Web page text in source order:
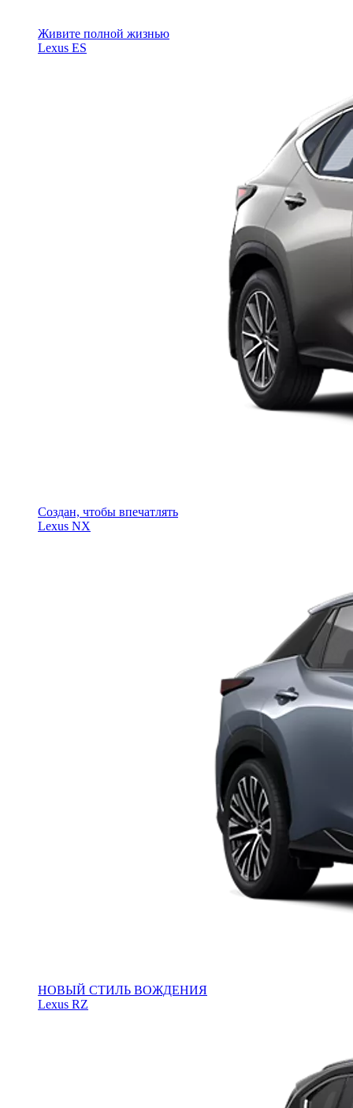
Живите полной жизнью
Lexus ES
Создан, чтобы впечатлять
Lexus NX
НОВЫЙ СТИЛЬ ВОЖДЕНИЯ
Lexus RZ